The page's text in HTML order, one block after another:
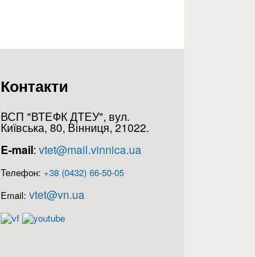
Контакти
ВСП "ВТЕФК ДТЕУ", вул.
Київська, 80, Вінниця, 21022.
E-mail: vtet@mail.vinnica.ua
Телефон: +38 (0432) 66-50-05
Email: vtet@vn.ua